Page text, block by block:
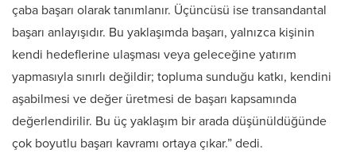
çaba başarı olarak tanımlanır. Üçüncüsü ise transandantal
başarı anlayışıdır. Bu yaklaşımda başarı, yalnızca kişinin
kendi hedeflerine ulaşması veya geleceğine yatırım
yapmasıyla sınırlı değildir; topluma sunduğu katkı, kendini
aşabilmesi ve değer üretmesi de başarı kapsamında
değerlendirilir. Bu üç yaklaşım bir arada düşünüldüğünde
çok boyutlu başarı kavramı ortaya çıkar.” dedi.